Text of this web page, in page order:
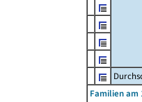
Familien am